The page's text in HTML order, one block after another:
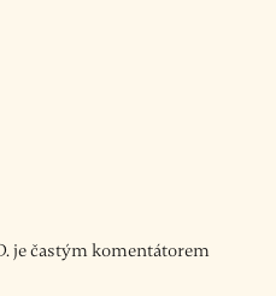
je častým komentátorem